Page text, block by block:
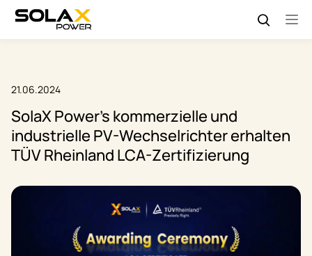
21.06.2024
SolaX Power's kommerzielle und
industrielle PV-Wechselrichter erhalten
TÜV Rheinland LCA-Zertifizierung